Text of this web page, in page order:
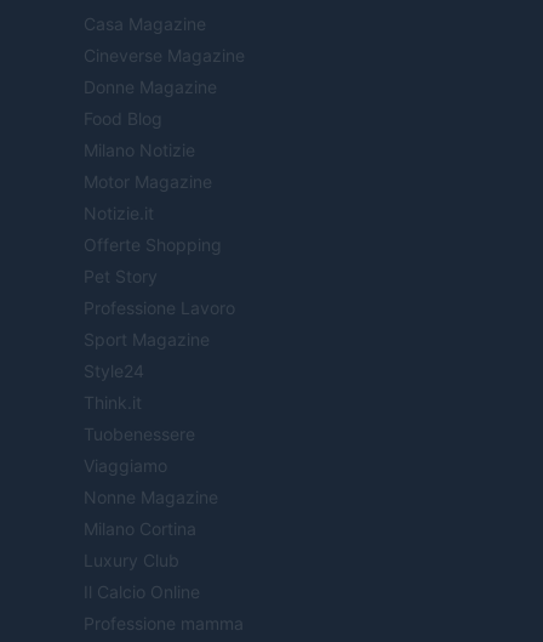
Casa Magazine
Cineverse Magazine
Donne Magazine
Food Blog
Milano Notizie
Motor Magazine
Notizie.it
Offerte Shopping
Pet Story
Professione Lavoro
Sport Magazine
Style24
Think.it
Tuobenessere
Viaggiamo
Nonne Magazine
Milano Cortina
Luxury Club
Il Calcio Online
Professione mamma